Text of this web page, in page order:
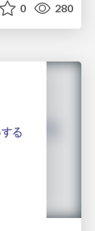
0 280